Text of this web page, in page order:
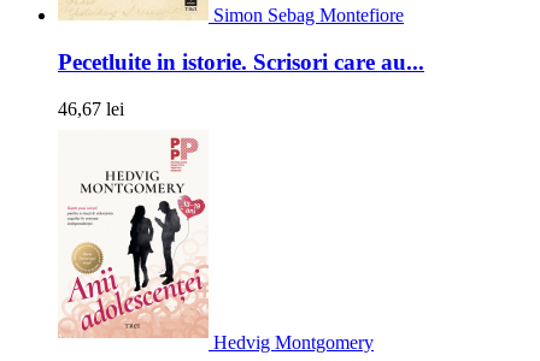
Simon Sebag Montefiore
Pecetluite in istorie. Scrisori care au...
46,67 lei
Hedvig Montgomery